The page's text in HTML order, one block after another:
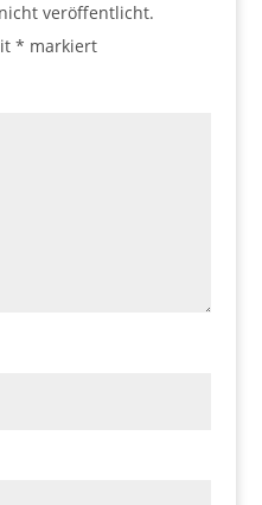
veröffentlicht.
* markiert